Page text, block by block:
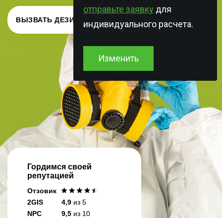
отправьте заявку для
индивидуального расчета.
Изменить
ВЫЗВАТЬ ДЕЗИНФЕКТОРА
Гордимся своей
репутацией
Отзовик
2GIS
4,9 из 5
NPC
9,5 из 10